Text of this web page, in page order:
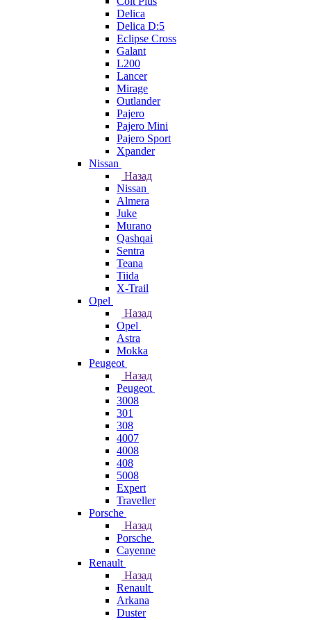
Delica
Delica D:5
Eclipse Cross
Galant
L200
Lancer
Mirage
Outlander
Pajero
Pajero Mini
Pajero Sport
Xpander
Nissan
Назад
Nissan
Almera
Juke
Murano
Qashqai
Sentra
Teana
Tiida
X-Trail
Opel
Назад
Opel
Astra
Mokka
Peugeot
Назад
Peugeot
3008
301
308
4007
4008
408
5008
Expert
Traveller
Porsche
Назад
Porsche
Cayenne
Renault
Назад
Renault
Arkana
Duster